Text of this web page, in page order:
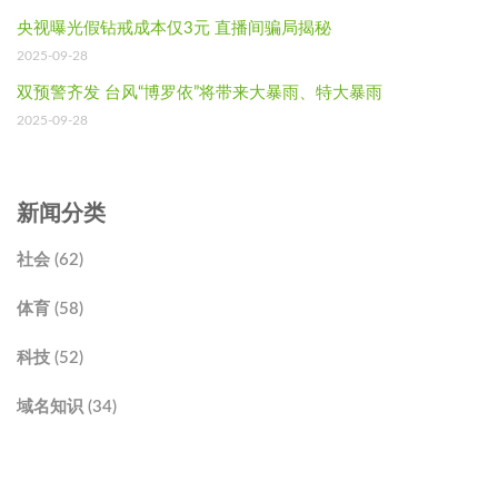
央视曝光假钻戒成本仅3元 直播间骗局揭秘
2025-09-28
双预警齐发 台风“博罗依”将带来大暴雨、特大暴雨
2025-09-28
新闻分类
社会 (62)
体育 (58)
科技 (52)
域名知识 (34)